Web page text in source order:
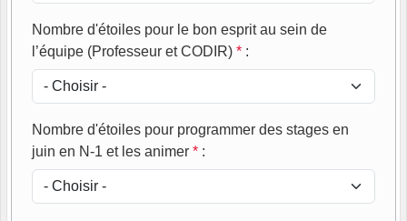
Nombre d'étoiles pour le bon esprit au sein de
l’équipe (Professeur et CODIR) * :
Nombre d'étoiles pour programmer des stages en
juin en N-1 et les animer * :